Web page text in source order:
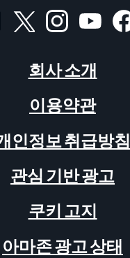
회사 소개
이용약관
인정보 취급방침
관심 기반 광고
쿠키 고지
아마존 광고 상태